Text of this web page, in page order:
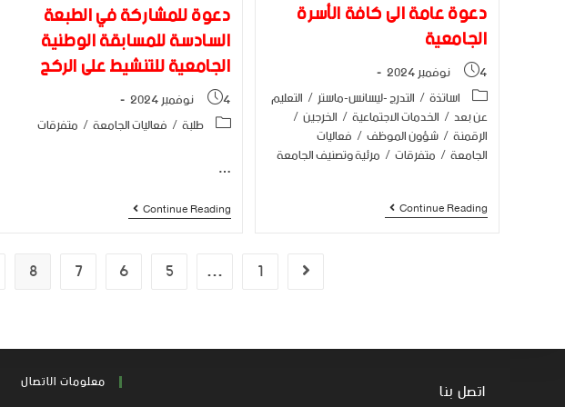
دعوة عامة الى كافة الأسرة
الجامعية
4 نوفمبر 2024
اساتذة/ التدرج -ليسانس-ماستر/ التعليم
عن بعد/ الخدمات الاجتماعية/ الخرجين/
الرقمنة/شؤون الموظف/ فعاليات
الجامعة/ متفرقات/ مرئية وتصنيف الجامعة
Continue Reading
دعوة للمشاركة في الطبعة
السادسة للمسابقة الوطنية
الجامعية للتنشيط على الركح
4 نوفمبر 2024
طلبة/ فعاليات الجامعة/ متفرقات
…
Continue Reading
1
…
5
6
7
8
اتصل بنا معلومات الاتصال